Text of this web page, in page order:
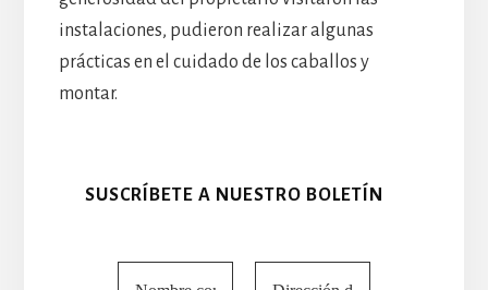
instalaciones, pudieron realizar algunas
prácticas en el cuidado de los caballos y
montar.
SUSCRÍBETE A NUESTRO BOLETÍN